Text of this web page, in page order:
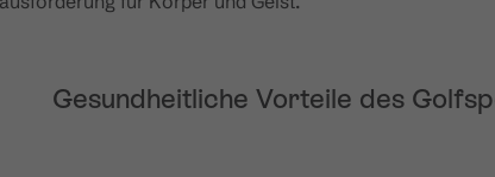
Gesundheitliche Vorteile des